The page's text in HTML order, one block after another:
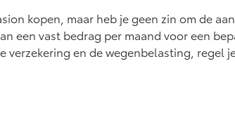
kopen, maar heb je geen zin om de
een vast bedrag per maand voor een
en de wegenbelasting, regel